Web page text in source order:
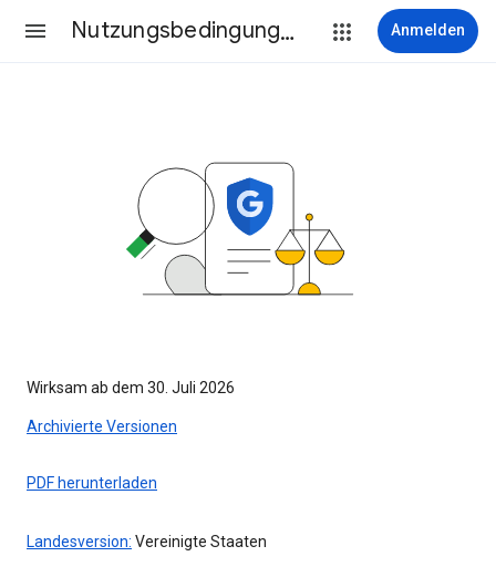
Nutzungsbedingungen Anmelden
Wirksam ab dem 30. Juli 2026
Archivierte Versionen
PDF herunterladen
Landesversion: Vereinigte Staaten